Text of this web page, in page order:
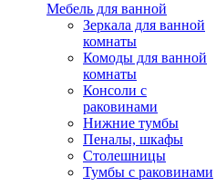
Мебель для ванной
Зеркала для ванной
комнаты
Комоды для ванной
комнаты
Консоли с
раковинами
Нижние тумбы
Пеналы, шкафы
Столешницы
Тумбы с раковинами